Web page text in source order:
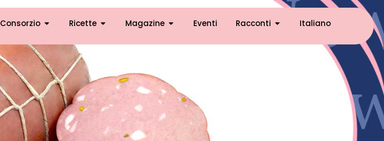
Consorzio Ricette Magazine Eventi Racconti Italiano